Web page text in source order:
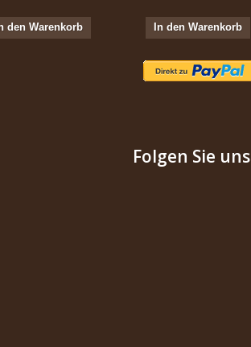
den Warenkorb In den Warenkorb
Folgen Sie uns